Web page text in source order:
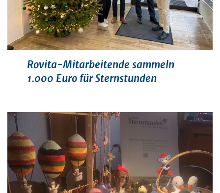
Rovita-Mitarbeitende sammeln
1.000 Euro für Sternstunden